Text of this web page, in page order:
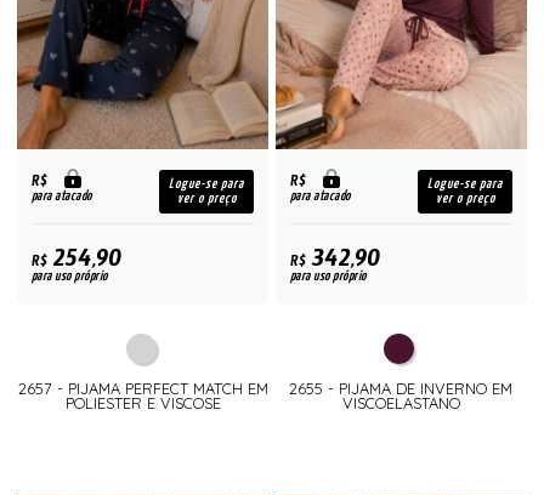
R$
para atacado
Logue-se para
ver o preço
R$254,90
para uso próprio
2657 - PIJAMA PERFECT MATCH EM
POLIESTER E VISCOSE
R$
para atacado
Logue-se para
ver o preço
R$342,90
para uso próprio
2655 - PIJAMA DE INVERNO EM
VISCOELASTANO